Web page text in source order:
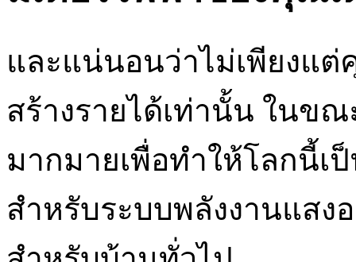
และแน่นอนว่าไม่เพียงแ
สร้างรายได้เท่านั้น ในข
มากมายเพื่อทำให้โลกนี้เ
สำหรับระบบพลังงานแสง